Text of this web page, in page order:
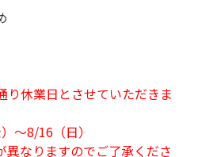
り休業日とさせていただきま
～8/16（日）
異なりますのでご了承くださ